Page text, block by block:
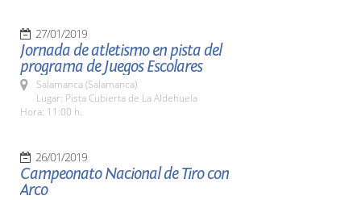
27/01/2019
Jornada de atletismo en pista del
programa de Juegos Escolares
Salamanca (Salamanca)
Lugar: Pista Cubierta de La Aldehuela
Hora: 11:00 h.
26/01/2019
Campeonato Nacional de Tiro con
Arco